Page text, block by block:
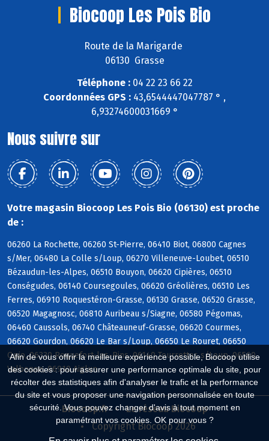
Afin de vous offrir la meilleure expérience possible, Biocoop utilise
des cookies : pour assurer une performance optimale du site, pour
récolter des statistiques afin d'analyser le trafic et la performance
du site et vous proposer une navigation personnalisée en toute
sécurité. Vous pouvez changer d'avis à tout moment en
paramétrant vos cookies. OK pour vous ?
Biocoop Les Pois Bio
Route de la Marigarde
06130 Grasse
Téléphone :04 22 23 66 22
Coordonnées GPS : 43,6544447047787 ° ,
6,93274600031669 °
Nous suivre sur
Votre magasin Biocoop Les Pois Bio (06130) est proche
de :
06260 La Rochette, 06260 St-Pierre, 06410 Biot, 06800 Cagnes
s/Mer, 06480 La Colle s/Loup, 06270 Villeneuve-Loubet, 06510
Bézaudun-les-Alpes, 06510 Bouyon, 06620 Cipières, 06510
Conségudes, 06140 Coursegoules, 06620 Gréolières, 06510 Les
Ferres, 06910 Roquestéron-Grasse, 06130 Grasse, 06520 Grasse,
06520 Magagnosc, 06810 Auribeau s/Siagne, 06580 Pégomas,
06460 Caussols, 06740 Châteauneuf-Grasse, 06620 Courmes,
06620 Gourdon, 06620 Le Bar s/Loup, 06650 Le Rouret, 06650
Opio, 06330 Roquefort-les-Pins, 06140 Tourrettes s/Loup, 06560
Valbonne, 06910 Aiglun
Biocoop.fr
Le réseau Biocoop
Copyright Biocoop 2026